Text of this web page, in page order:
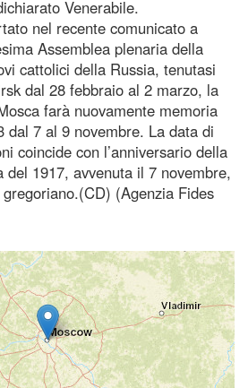
Venerabile.
nel recente comunicato a
Assemblea plenaria della
cattolici della Russia, tenutasi
dal 28 febbraio al 2 marzo, la
farà nuovamente memoria
dal 7 al 9 novembre. La data di
coincide con l’anniversario della
del 1917, avvenuta il 7 novembre,
(Agenzia Fides